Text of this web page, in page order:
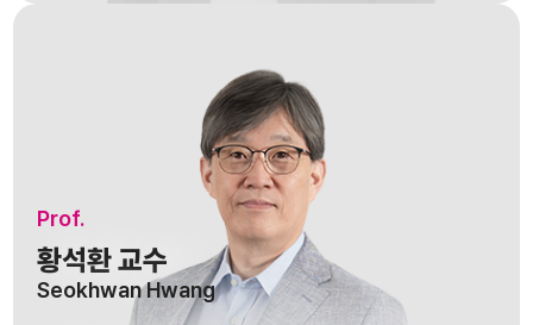
Prof.
황석환 교수
Seokhwan Hwang